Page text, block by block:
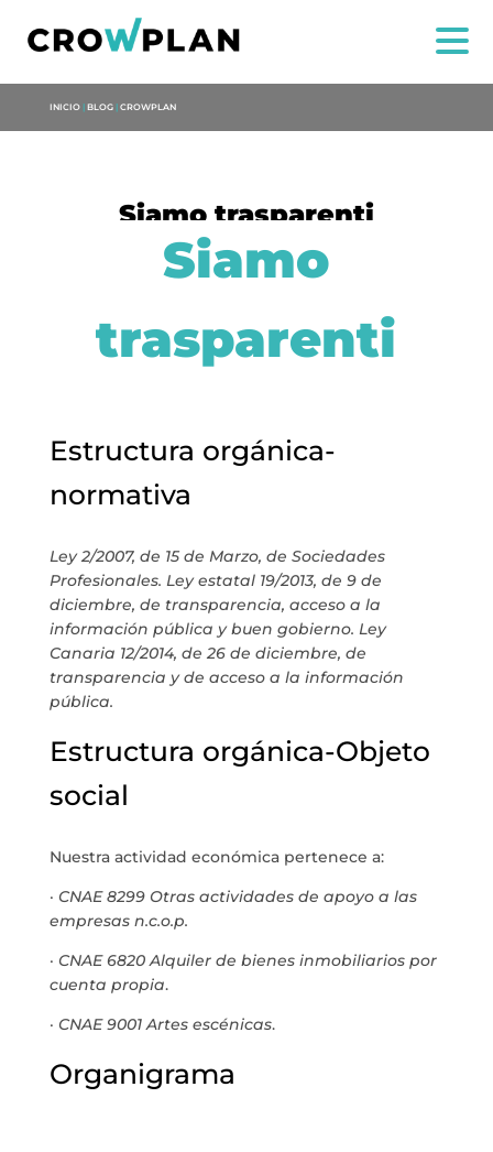
NOI
PROGETTI
BLOG
SPAZIO CULTURALE EL TANQUE
CONTATTO
INICIO | BLOG | CROWPLAN
Siamo trasparenti
Siamo
trasparenti
Estructura orgánica-
normativa
Ley 2/2007, de 15 de Marzo, de Sociedades
Profesionales. Ley estatal 19/2013, de 9 de
diciembre, de transparencia, acceso a la
información pública y buen gobierno. Ley
Canaria 12/2014, de 26 de diciembre, de
transparencia y de acceso a la información
pública.
Estructura orgánica-Objeto
social
Nuestra actividad económica pertenece a:
· CNAE 8299 Otras actividades de apoyo a las
empresas n.c.o.p.
· CNAE 6820 Alquiler de bienes inmobiliarios por
cuenta propia.
· CNAE 9001 Artes escénicas.
Organigrama